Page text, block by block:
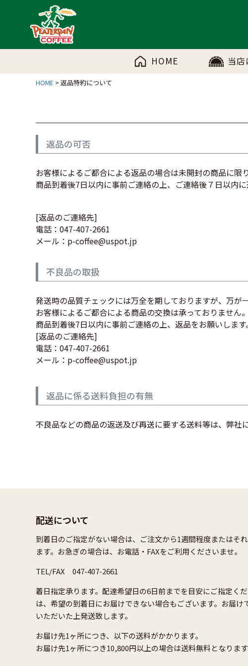
HOME 当店
HOME 返品特約について
返品の可否
お客様によるご都合による返品の場合は未開封の商品に限
商品到着後7日以内に事前ご連絡の上、ご連絡後７日以内に
[返品のご連絡先]
電話：047-407-2661
メール：p-coffee@uspot.jp
不良品の取扱
発送時の品質チェックには万全を期しておりますが、万が
お客様によるご都合による商品の交換は承っておりません。
商品到着後7日以内に事前ご連絡の上、返品をお願いします。
[返品のご連絡先]
電話：047-407-2661
メール：p-coffee@uspot.jp
返品に係る送料負担の有無
不良品などの商品の返送及び再送に要する送料等は、弊社
配送について
到着日のご指定がない場合は、ご注文から1週間程度またはそ
ます。お急ぎの場合は、お電話・FAXをご利用くださいませ。
TEL/FAX 047-407-2661
着日指定承ります。配達希望日の6日前までを目安にご指定く
は、希望の到着日にお届けできない場合もございます。お届け
いただいた上発送致します。
お届け先1ヶ所につき、以下の送料がかかります。
お届け先1ヶ所につき10,800円以上の場合は送料無料となります